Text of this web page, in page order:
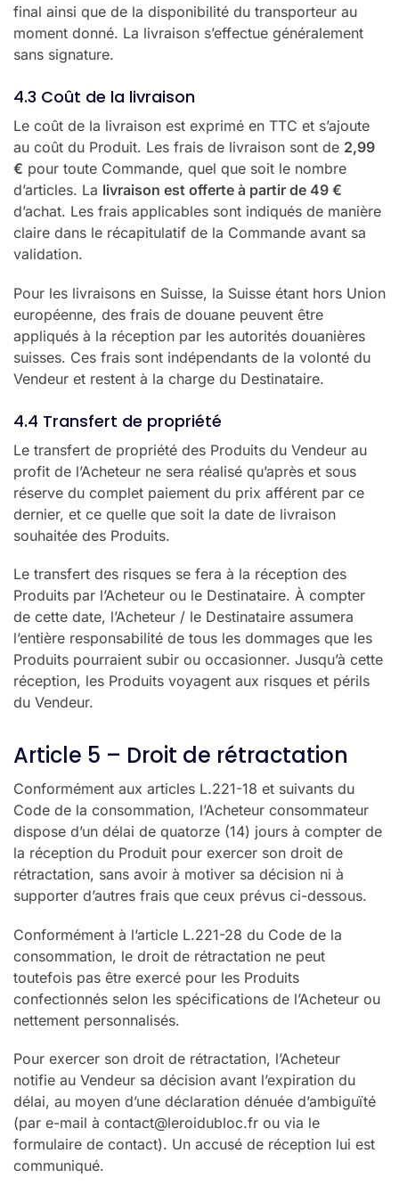
final ainsi que de la disponibilité du transporteur au
moment donné. La livraison s’effectue généralement
sans signature.
4.3 Coût de la livraison
Le coût de la livraison est exprimé en TTC et s’ajoute
au coût du Produit. Les frais de livraison sont de 2,99
€ pour toute Commande, quel que soit le nombre
d’articles. La livraison est offerte à partir de 49 €
d’achat. Les frais applicables sont indiqués de manière
claire dans le récapitulatif de la Commande avant sa
validation.
Pour les livraisons en Suisse, la Suisse étant hors Union
européenne, des frais de douane peuvent être
appliqués à la réception par les autorités douanières
suisses. Ces frais sont indépendants de la volonté du
Vendeur et restent à la charge du Destinataire.
4.4 Transfert de propriété
Le transfert de propriété des Produits du Vendeur au
profit de l’Acheteur ne sera réalisé qu’après et sous
réserve du complet paiement du prix afférent par ce
dernier, et ce quelle que soit la date de livraison
souhaitée des Produits.
Le transfert des risques se fera à la réception des
Produits par l’Acheteur ou le Destinataire. À compter
de cette date, l’Acheteur / le Destinataire assumera
l’entière responsabilité de tous les dommages que les
Produits pourraient subir ou occasionner. Jusqu’à cette
réception, les Produits voyagent aux risques et périls
du Vendeur.
Article 5 – Droit de rétractation
Conformément aux articles L.221-18 et suivants du
Code de la consommation, l’Acheteur consommateur
dispose d’un délai de quatorze (14) jours à compter de
la réception du Produit pour exercer son droit de
rétractation, sans avoir à motiver sa décision ni à
supporter d’autres frais que ceux prévus ci-dessous.
Conformément à l’article L.221-28 du Code de la
consommation, le droit de rétractation ne peut
toutefois pas être exercé pour les Produits
confectionnés selon les spécifications de l’Acheteur ou
nettement personnalisés.
Pour exercer son droit de rétractation, l’Acheteur
notifie au Vendeur sa décision avant l’expiration du
délai, au moyen d’une déclaration dénuée d’ambiguïté
(par e-mail à contact@leroidubloc.fr ou via le
formulaire de contact). Un accusé de réception lui est
communiqué.